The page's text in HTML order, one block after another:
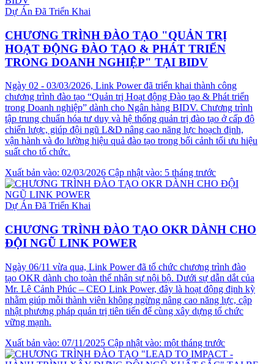
Dự Án Đã Triển Khai
CHƯƠNG TRÌNH ĐÀO TẠO "QUẢN TRỊ
HOẠT ĐỘNG ĐÀO TẠO & PHÁT TRIỂN
TRONG DOANH NGHIỆP" TẠI BIDV
Ngày 02 - 03/03/2026, Link Power đã triển khai thành công
chương trình đào tạo “Quản trị Hoạt động Đào tạo & Phát triển
trong Doanh nghiệp” dành cho Ngân hàng BIDV. Chương trình
tập trung chuẩn hóa tư duy và hệ thống quản trị đào tạo ở cấp độ
chiến lược, giúp đội ngũ L&D nâng cao năng lực hoạch định,
vận hành và đo lường hiệu quả đào tạo trong bối cảnh tối ưu hiệu
suất cho tổ chức.
Xuất bản vào: 02/03/2026 Cập nhật vào: 5 tháng trước
Dự Án Đã Triển Khai
CHƯƠNG TRÌNH ĐÀO TẠO OKR DÀNH CHO
ĐỘI NGŨ LINK POWER
Ngày 06/11 vừa qua, Link Power đã tổ chức chương trình đào
tạo OKR dành cho toàn thể nhân sự nội bộ. Dưới sự dẫn dắt của
Mr. Lê Cảnh Phúc – CEO Link Power, đây là hoạt động định kỳ
nhằm giúp mỗi thành viên không ngừng nâng cao năng lực, cập
nhật phương pháp quản trị tiên tiến để cùng xây dựng tổ chức
vững mạnh.
Xuất bản vào: 07/11/2025 Cập nhật vào: một tháng trước